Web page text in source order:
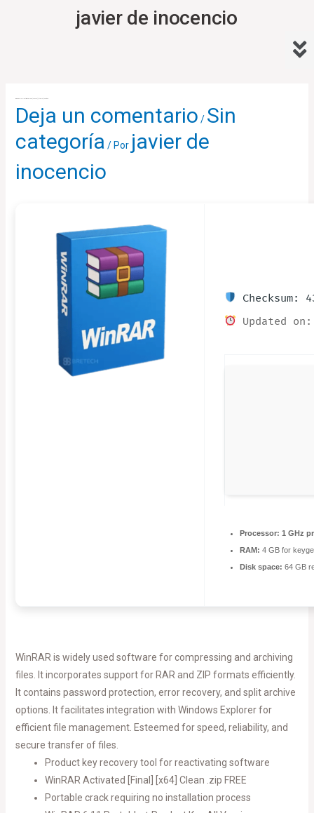
javier de inocencio
Deja un comentario / Sin
categoría / Por javier de
inocencio
Checksum:
Updated
Processor: 1 GHz
RAM: 4 GB for
Disk space: 64 GB
WinRAR is widely used software for compressing and archiving
files. It incorporates support for RAR and ZIP formats efficiently.
It contains password protection, error recovery, and split archive
options. It facilitates integration with Windows Explorer for
efficient file management. Esteemed for speed, reliability, and
secure transfer of files.
Product key recovery tool for reactivating software
WinRAR Activated [Final] [x64] Clean .zip FREE
Portable crack requiring no installation process
entradas